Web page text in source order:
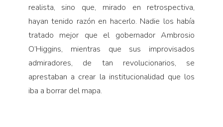
realista, sino que, mirado en retrospectiva,
hayan tenido razón en hacerlo. Nadie los había
tratado mejor que el gobernador Ambrosio
O’Higgins, mientras que sus improvisados
admiradores, de tan revolucionarios, se
aprestaban a crear la institucionalidad que los
iba a borrar del mapa.